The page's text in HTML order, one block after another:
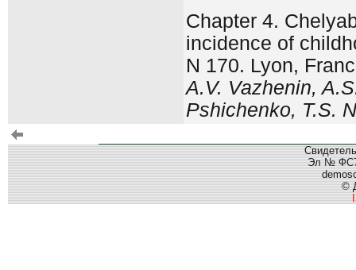
Chapter 4.
incidence of
N 170. Lyon,
A.V. Vazhenin,
Pshichenko, T.S.
Эл №
©